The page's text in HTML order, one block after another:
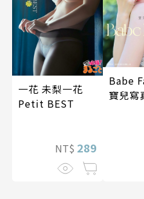
一花 未梨一花
Petit BEST
NT$ 289
Babe
寶兒寫